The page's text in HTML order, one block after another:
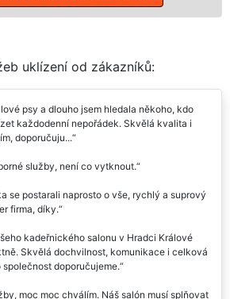
uklízení od zákazníků:
psy a dlouho jsem hledala někoho, kdo
každodenní nepořádek. Skvělá kvalita i
doporučuju...
služby, není co vytknout.
se postarali naprosto o vše, rychlý a suprový
firma, díky.
kadeřnického salonu v Hradci Králové
Skvělá dochvilnost, komunikace i celková
doporučujeme.
moc moc chválím. Náš salón musí splňovat